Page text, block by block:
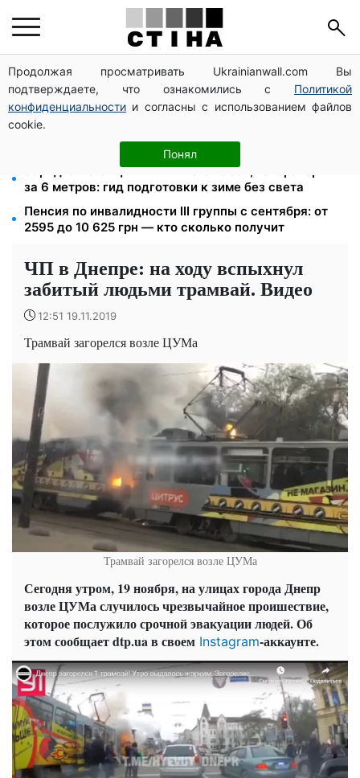
Продолжая просматривать Ukrainianwall.com Вы
подтверждаете, что ознакомились с Политикой
конфиденциальности и согласны с использованием файлов
cookie.
Понял
Доллар по 44,50 грн, евро — 51,34: курс валют в
банках 9 августа
Водительское удостоверение и техпаспорт
восстановят бесплатно: условие от сервисных
Зарядная станция 1 кВт·ч на 8 часов, генератор —
за 6 метров: гид подготовки к зиме без света
Пенсия по инвалидности III группы с сентября: от
2595 до 10 625 грн — кто сколько получит
ЧП в Днепре: на ходу вспыхнул
забитый людьми трамвай. Видео
12:51 19.11.2019
Трамвай загорелся возле ЦУМа
Трамвай загорелся возле ЦУМа
Сегодня утром, 19 ноября, на улицах города Днепр
возле ЦУМа случилось чрезвычайное проишествие,
которое послужило срочной эвакуации людей. Об
этом сообщает dtp.ua в своем Instagram-аккаунте.